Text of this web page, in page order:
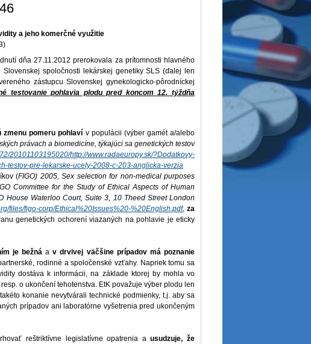
a jeho komerčné využitie
dňa 27.11.2012 prerokovala za prítomnosti hlavného
spoločnosti lekárskej genetiky SLS (ďalej len
zástupcu Slovenskej gynekologicko-pôrodníckej
testovanie pohlavia plodu pred koncom 12. týždňa
pomeru pohlaví v populácii (výber gamét a/alebo
právach a biomedicíne, týkajúci sa genetických testov
20101103195020/http://www.radaeuropy.sk/?Dodatkovy-
testov-pre-lekarske-ucely-2008-c-203-anglicka-verzia
(FIGO) 2005, Sex selection for non-medical purposes
Committee for the Study of Ethical Aspects of Human
House Waterloo Court, Suite 3, 10 Theed Street London
files/figo-corp/Ethical%20Issues%20-%20English.pdf, za
genetických ochorení viazaných na pohlavie je eticky
je bežná av drvivej väčšine prípadov má poznanie
rodinné a spoločenské vzťahy. Napriek tomu sa
dostáva k informácii, na základe ktorej by mohla vo
o ukončení tehotenstva. EtK považuje výber plodu len
konanie nevytvárali technické podmienky, t.j. aby sa
prípadov ani laboratórne vyšetrenia pred ukončeným
reštriktívne legislatívne opatrenia ausudzuje, že